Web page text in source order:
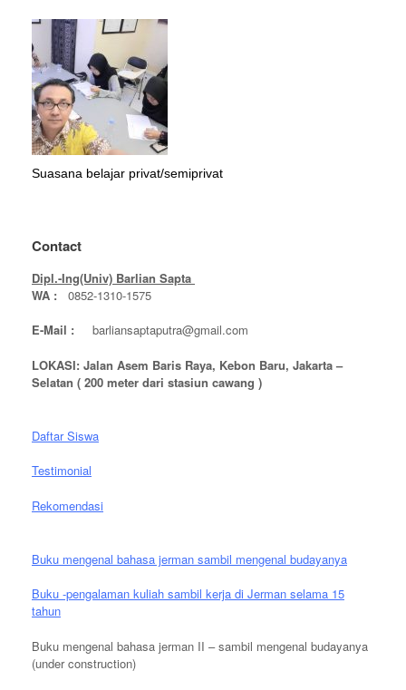
Suasana belajar privat/semiprivat
Contact
Dipl.-Ing(Univ) Barlian Sapta
WA :
0852-1310-1575
E-Mail : barliansaptaputra@gmail.com
LOKASI: Jalan Asem Baris Raya, Kebon Baru, Jakarta –
Selatan ( 200 meter dari stasiun cawang )
Daftar Siswa
Testimonial
Rekomendasi
Buku mengenal bahasa jerman sambil mengenal budayanya
Buku -pengalaman kuliah sambil kerja di Jerman selama 15
tahun
Buku mengenal bahasa jerman II – sambil mengenal budayanya
(under construction)